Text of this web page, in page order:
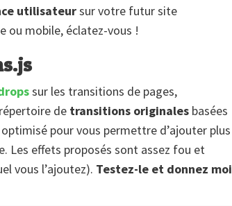
utilisateursur votre futur site
ou mobile, éclatez-vous !
sur les transitions de pages,
de transitions originales basées
pour vous permettre d’ajouter plus
Les effets proposés sont assez fou et
vous l’ajoutez). Testez-le et donnez moi